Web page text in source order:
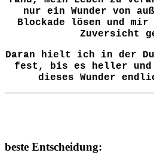
nur ein Wunder von
Blockade lösen und mir
Zuversicht
Daran hielt ich in der
fest, bis es heller und
dieses Wunder
beste Entscheidung: